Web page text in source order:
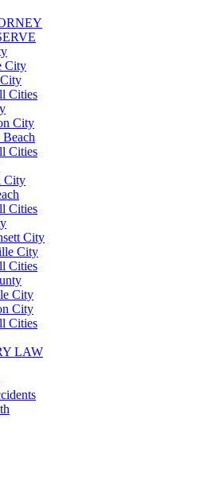
City
Cities
City
Cities
City
Cities
City
City
Cities
City
City
Cities
LAW